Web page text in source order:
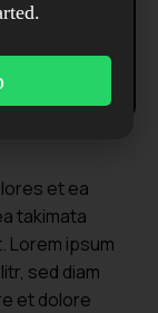
et ea
takimata
Lorem ipsum
sed diam
et dolore